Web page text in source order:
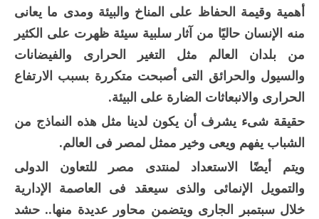
أهمية وقيمة الحفاظ على المناخ والبيئة ومدى ما يعانى
منه الإنسان حاليًا من آثار سلبية سيئة ظهرت على الكثير
من بلدان العالم مثل التغير الحرارى والفيضانات
والسيول والحرائق التى أصبحت متكررة بسبب الارتفاع
الحرارى والانبعاثات الضارة على البيئة.
حقيقة شىء يشرف أن يكون لدينا مثل هذه النماذج من
الشباب يفهم ويعى وخير ممثل لمصر فى العالم.
ويتم أيضًا الاستعداد لمنتدى مصر للتعاون الدولى
والتمويل الإنمائى والذى سيعقد فى العاصمة الإدارية
خلال سبتمبر الجارى ويتضمن محاور عديدة منها.. حشد